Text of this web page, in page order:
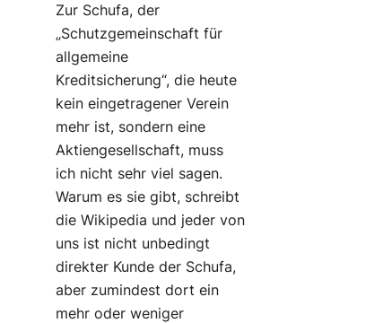
Zur Schufa, der
„Schutzgemeinschaft für
allgemeine
Kreditsicherung“, die heute
kein eingetragener Verein
mehr ist, sondern eine
Aktiengesellschaft, muss
ich nicht sehr viel sagen.
Warum es sie gibt, schreibt
die Wikipedia und jeder von
uns ist nicht unbedingt
direkter Kunde der Schufa,
aber zumindest dort ein
mehr oder weniger